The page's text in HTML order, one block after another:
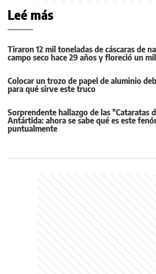
Leé más
Tiraron 12 mil toneladas de cáscaras de
campo seco hace 29 años y floreció un
Colocar un trozo de papel de aluminio
para qué sirve este truco
Sorprendente hallazgo de las "Cataratas
Antártida: ahora se sabe qué es este
puntualmente